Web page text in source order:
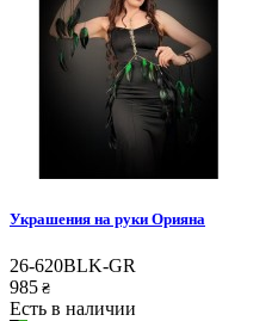
Украшения на руки Орияна
26-620BLK-GR
985 ₴
Есть в наличии